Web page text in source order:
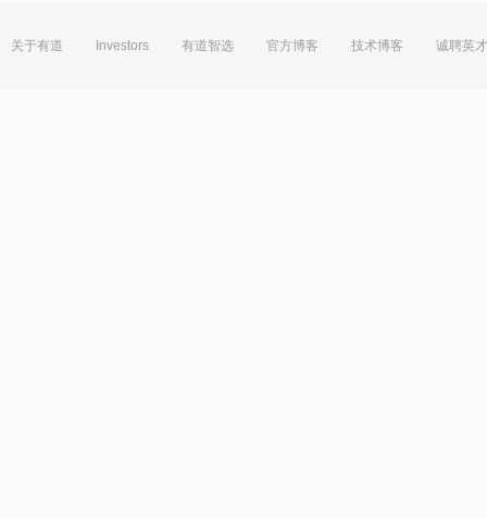
关于有道 Investors 有道智选 官方博客 技术博客 诚聘英才